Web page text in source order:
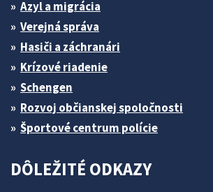
Azyl a migrácia
Verejná správa
Hasiči a záchranári
Krízové riadenie
Schengen
Rozvoj občianskej spoločnosti
Športové centrum polície
DÔLEŽITÉ ODKAZY